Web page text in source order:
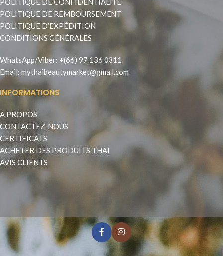
POLITIQUE DE REMBOURSEMENT
POLITIQUE D’EXPÉDITION
CONDITIONS GÉNÉRALES
WhatsApp/Viber: +(66) 97 136 0311
Email: mythaibeautymarket@gmail.com
INFORMATIONS
A PROPOS
CONTACTEZ-NOUS
CERTIFICATS
ACHETER DES PRODUITS THAI
AVIS CLIENTS